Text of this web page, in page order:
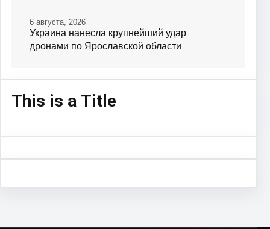
Украина нанесла крупнейший удар
дронами по Ярославской области
6 августа, 2026
This is a Title